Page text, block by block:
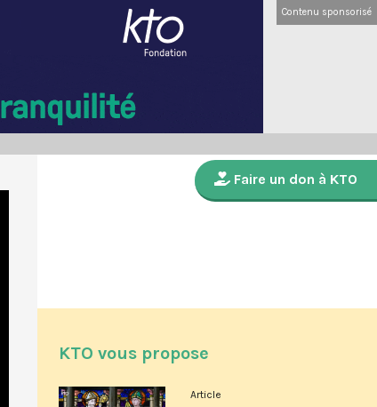
Contenu sponsorisé
Faire un don à KTO
KTO vous propose
Article